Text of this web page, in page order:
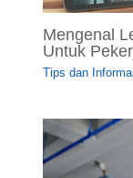
Mengenal
Untuk
Tips dan